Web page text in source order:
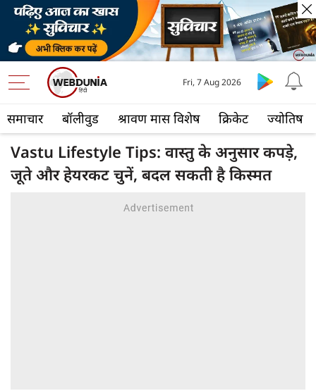
समाचार बॉलीवुड श्रावण मास विशेष क्रिकेट ज्योतिष
Fri, 7 Aug 2026
Vastu Lifestyle Tips: वास्तु के अनुसार कपड़े,
जूते और हेयरकट चुनें, बदल सकती है किस्मत